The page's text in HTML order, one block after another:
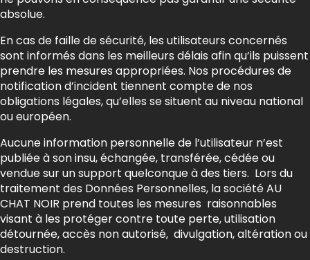
absolue.
En cas de faille de sécurité, les utilisateurs concernés
sont informés dans les meilleurs délais afin qu’ils puissent
prendre les mesures appropriées. Nos procédures de
notification d’incident tiennent compte de nos
obligations légales, qu’elles se situent au niveau national
ou européen.
Aucune information personnelle de l’utilisateur n’est
publiée à son insu, échangée, transférée, cédée ou
vendue sur un support quelconque à des tiers. Lors du
traitement des Données Personnelles, la société AU
CHAT NOIR prend toutes les mesures raisonnables
visant à les protéger contre toute perte, utilisation
détournée, accès non autorisé, divulgation, altération ou
destruction.